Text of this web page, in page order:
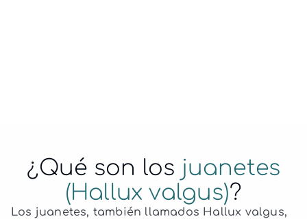
¿Qué son los juanetes
(Hallux valgus)?
Los juanetes, también llamados Hallux valgus,